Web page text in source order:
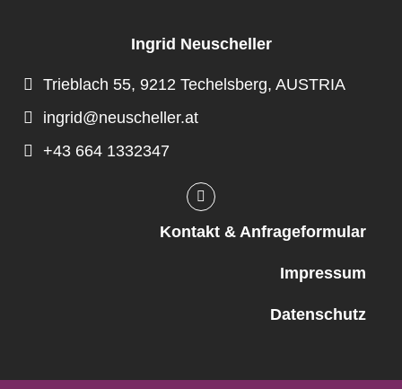
Ingrid Neuscheller
Trieblach 55, 9212 Techelsberg, AUSTRIA
ingrid@neuscheller.at
+43 664 1332347
Kontakt & Anfrageformular
Impressum
Datenschutz